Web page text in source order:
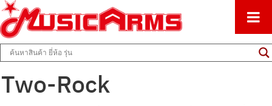
Music Arms
ศูนย์รวมครื่องดนตรีทุกชนิด ตั้งแต่เริ่มต้นถึงมืออาชีพ
Two-Rock